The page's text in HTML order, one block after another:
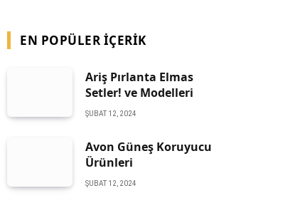
EN POPÜLER İÇERIK
Ariş Pırlanta Elmas
Setler! ve Modelleri
ŞUBAT 12, 2024
Avon Güneş Koruyucu
Ürünleri
ŞUBAT 12, 2024